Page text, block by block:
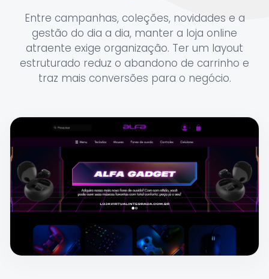
Entre campanhas, coleções, novidades e a
gestão do dia a dia, manter a loja online
atraente exige organização. Ter um layout
estruturado reduz o abandono de carrinho e
traz mais conversões para o negócio.